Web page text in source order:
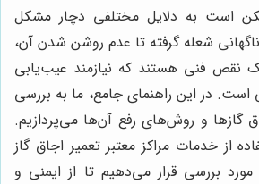
است به دلایل مختلفی دچار مشکل
شعله گرفته تا عدم روشن شدن آن،
نقص فنی هستند که نیازمند عیب‌یابی
در این راهنمای جامع، ما به بررسی
گازها و روش‌های رفع آن‌ها می‌پردازیم.
از خدمات مراکز معتبر تعمیر اجاق گاز
مورد بررسی قرار می‌دهیم تا از ایمنی و